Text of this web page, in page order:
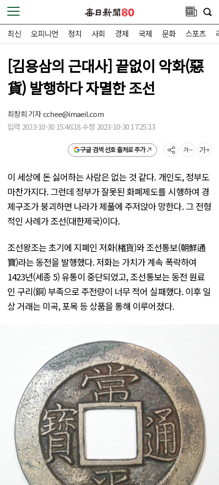
최신 오피니언 정치 사회 경제 국제 문화 스포츠
[김용삼의 근대사] 끝없이 악화(惡
貨) 발행하다 자멸한 조선
최창희 기자cchee@imaeil.com
입력 2023-10-30 15:46:18 수정 2023-10-30 17:25:13
구글 검색 선호 출처로 추가
이 세상에 돈 싫어하는 사람은 없는 것 같다. 개인도, 정부도
마찬가지다. 그런데 정부가 잘못된 화폐제도를 시행하여 경
제구조가 붕괴하면 나라가 제풀에 주저앉아 망한다. 그 전형
적인 사례가 조선(대한제국)이다.
조선왕조는 초기에 지폐인 저화(楮貨)와 조선통보(朝鮮通
寶)라는 동전을 발행했다. 저화는 가치가 계속 폭락하여
1423년(세종 5) 유통이 중단되었고, 조선통보는 동전 원료
인 구리(銅) 부족으로 주전량이 너무 적어 실패했다. 이후 일
상 거래는 미곡, 포목 등 상품을 통해 이루어졌다.